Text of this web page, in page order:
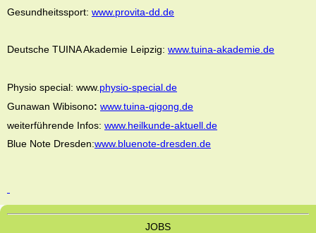
Gesundheitssport: www.provita-dd.de
Deutsche TUINA Akademie Leipzig: www.tuina-akademie.de
Physio special: www. physio-special.de
Gunawan Wibisono: www.tuina-qigong.de
weiterführende Infos: www.heilkunde-aktuell.de
Blue Note Dresden:www.bluenote-dresden.de
JOBS